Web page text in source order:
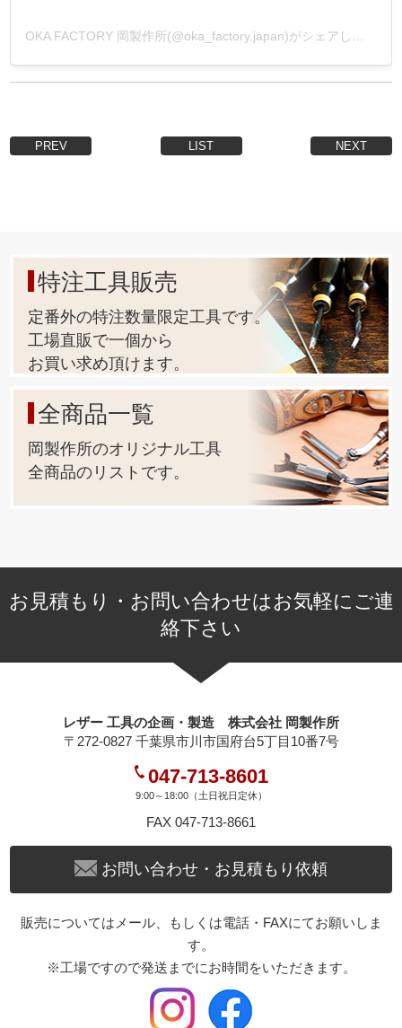
PREV LIST NEXT
特注工具販売
定番外の特注数量限定工具です。
工場直販で一個から
お買い求め頂けます。
全商品一覧
岡製作所のオリジナル工具
全商品のリストです。
お見積もり・お問い合わせはお気軽にご連
絡下さい
レザー 工具の企画・製造 株式会社 岡製作所
〒272-0827 千葉県市川市国府台5丁目10番7号
047-713-8601
9:00～18:00（土日祝日定休）
FAX 047-713-8661
お問い合わせ・お見積もり依頼
販売についてはメール、もしくは電話・FAXにてお願いしま
す。
※工場ですので発送までにお時間をいただきます。